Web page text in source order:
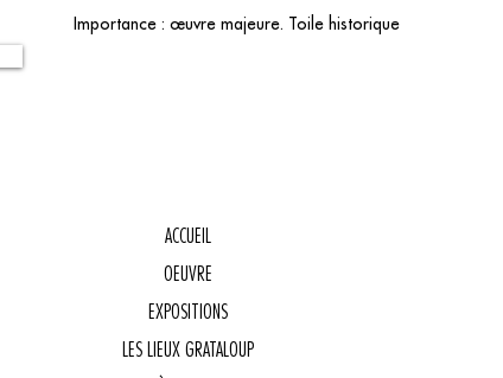
Importance : œuvre majeure. Toile historique
ACCUEIL
OEUVRE
EXPOSITIONS
LES LIEUX GRATALOUP